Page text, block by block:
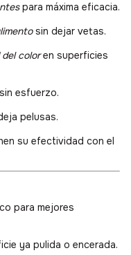
para máxima eficacia.
sin dejar vetas.
coloren superficies
esfuerzo.
pelusas.
su efectividad con el
para mejores
ya pulida o encerada.